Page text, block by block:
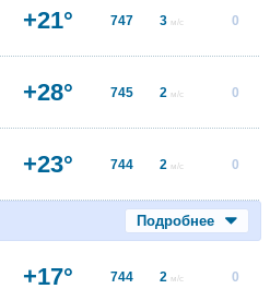
+21° 747 3 м/с 0
+28° 745 2 м/с 0
+23° 744 2 м/с 0
Подробнее
+17° 744 2 м/с 0